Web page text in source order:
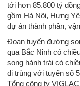
tới hơn 85.800 tỷ
gồm Hà Nội, Hưng
dự án thành phần,
Đoạn tuyến đường
qua Bắc Ninh có
song hành trái có
đi trùng với tuyến số
Tổng công ty